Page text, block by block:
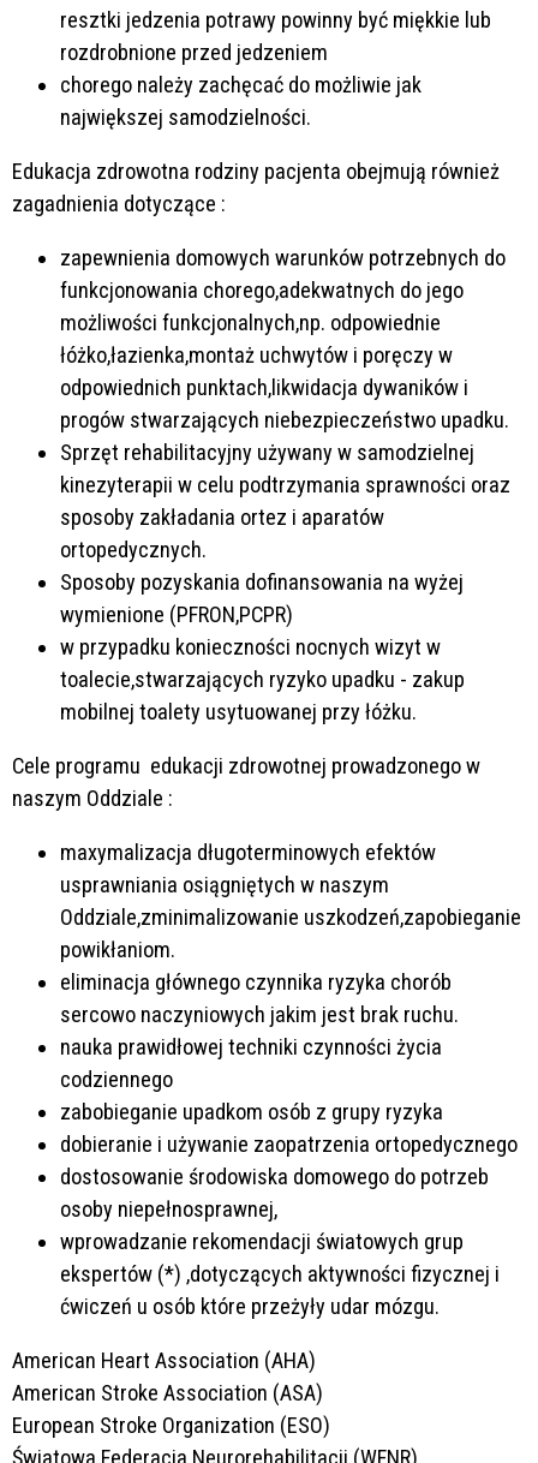
resztki jedzenia potrawy powinny być miękkie lub
rozdrobnione przed jedzeniem
chorego należy zachęcać do możliwie jak
największej samodzielności.
Edukacja zdrowotna rodziny pacjenta obejmują również
zagadnienia dotyczące :
zapewnienia domowych warunków potrzebnych do
funkcjonowania chorego,adekwatnych do jego
możliwości funkcjonalnych,np. odpowiednie
łóżko,łazienka,montaż uchwytów i poręczy w
odpowiednich punktach,likwidacja dywaników i
progów stwarzających niebezpieczeństwo upadku.
Sprzęt rehabilitacyjny używany w samodzielnej
kinezyterapii w celu podtrzymania sprawności oraz
sposoby zakładania ortez i aparatów
ortopedycznych.
Sposoby pozyskania dofinansowania na wyżej
wymienione (PFRON,PCPR)
w przypadku konieczności nocnych wizyt w
toalecie,stwarzających ryzyko upadku - zakup
mobilnej toalety usytuowanej przy łóżku.
Cele programu edukacji zdrowotnej prowadzonego w
naszym Oddziale :
maxymalizacja długoterminowych efektów
usprawniania osiągniętych w naszym
Oddziale,zminimalizowanie uszkodzeń,zapobieganie
powikłaniom.
eliminacja głównego czynnika ryzyka chorób
sercowo naczyniowych jakim jest brak ruchu.
nauka prawidłowej techniki czynności życia
codziennego
zabobieganie upadkom osób z grupy ryzyka
dobieranie i używanie zaopatrzenia ortopedycznego
dostosowanie środowiska domowego do potrzeb
osoby niepełnosprawnej,
wprowadzanie rekomendacji światowych grup
ekspertów (*) ,dotyczących aktywności fizycznej i
ćwiczeń u osób które przeżyły udar mózgu.
American Heart Association (AHA)
American Stroke Association (ASA)
European Stroke Organization (ESO)